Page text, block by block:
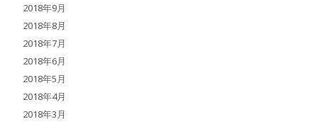
2018年9月
2018年8月
2018年7月
2018年6月
2018年5月
2018年4月
2018年3月